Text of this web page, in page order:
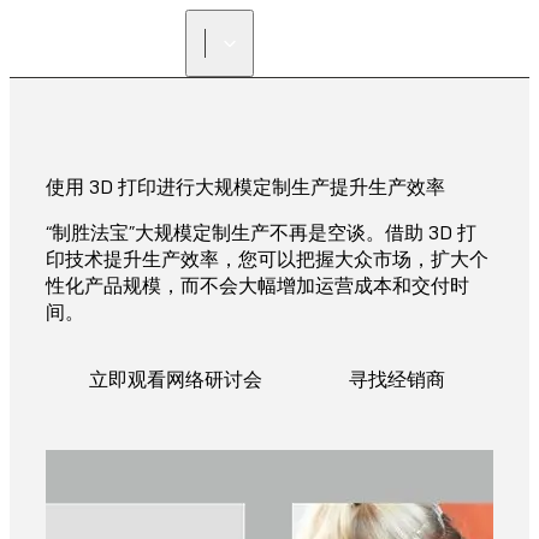
使用 3D 打印进行大规模定制生产提升生产效率
“制胜法宝”大规模定制生产不再是空谈。借助 3D 打
印技术提升生产效率，您可以把握大众市场，扩大个
性化产品规模，而不会大幅增加运营成本和交付时
间。
立即观看网络研讨会 寻找经销商